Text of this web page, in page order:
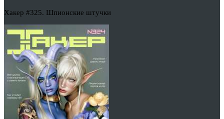
Хакер #325. Шпионские штучки